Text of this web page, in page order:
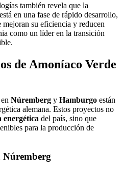
también revela que la
en una fase de rápido desarrollo,
su eficiencia y reducen
como un líder en la transición
de Amoníaco Verde
en Núremberg y Hamburgo están
alemana. Estos proyectos no
energética del país, sino que
para la producción de
Núremberg